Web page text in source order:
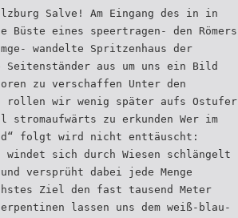
Salve! Am Eingang des in in
eines speertragen- den Römers
wandelte Spritzenhaus der
aus um uns ein Bild
zu verschaffen Unter den
rollen wir wenig später aufs Ostufer
stromaufwärts zu erkunden Wer im
folgt wird nicht enttäuscht:
sich durch Wiesen schlängelt
versprüht dabei jede Menge
Ziel den fast tausend Meter
lassen uns dem weiß-blau-